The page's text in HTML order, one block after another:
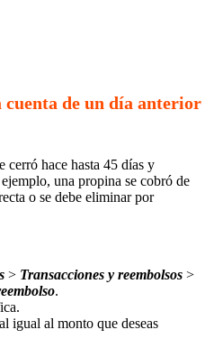
de un día anterior
cerró hace hasta 45 días y
una propina se cobró de
o se debe eliminar por
> Transacciones y reembolsos >
.
igual al monto que deseas